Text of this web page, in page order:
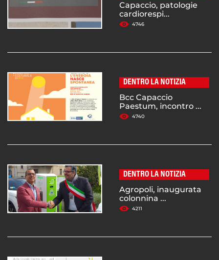
Capaccio, patologie
cardiorespi...
4746
DENTRO LA NOTIZIA
Bcc Capaccio
Paestum, incontro ...
4740
DENTRO LA NOTIZIA
Agropoli, inaugurata
colonnina ...
4211